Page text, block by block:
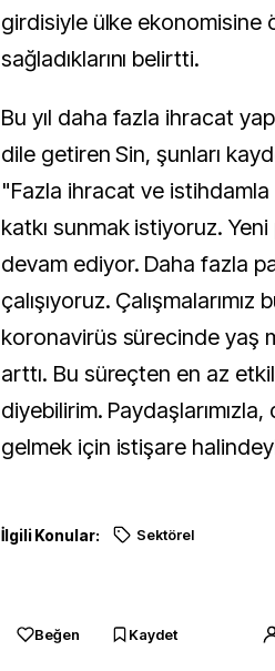
girdisiyle ülke ekonomisine
sağladıklarını belirtti.
Bu yıl daha fazla ihracat
dile getiren Sin, şunları
"Fazla ihracat ve
katkı sunmak istiyoruz. Yeni
devam ediyor. Daha fazla
çalışıyoruz.
koronavirüs sürecinde yaş
arttı. Bu süreçten en az
diyebilirim.
gelmek için istişare
İlgili Konular: Sektörel
Beğen Kaydet